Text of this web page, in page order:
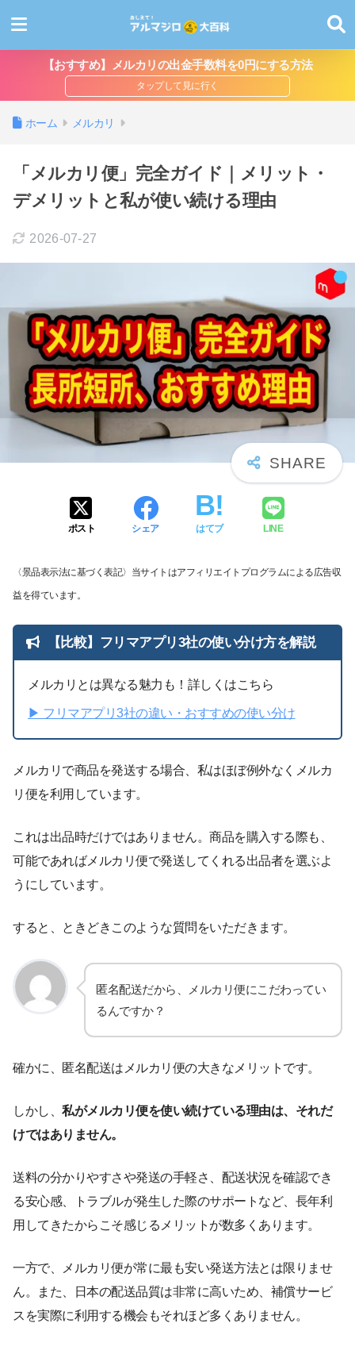
【おすすめ】メルカリの出金手数料を0円にする方法
ホーム メルカリ
「メルカリ便」完全ガイド｜メリット・
デメリットと私が使い続ける理由
2026-07-27
ポスト シェア はてブ LINE
〈景品表示法に基づく表記〉当サイトはアフィリエイトプログラムによる広告収
益を得ています。
【比較】フリマアプリ3社の使い分け方を解説
メルカリとは異なる魅力も！詳しくはこちら
▶︎ フリマアプリ3社の違い・おすすめの使い分け
メルカリで商品を発送する場合、私はほぼ例外なくメルカ
リ便を利用しています。
これは出品時だけではありません。商品を購入する際も、
可能であればメルカリ便で発送してくれる出品者を選ぶよ
うにしています。
すると、ときどきこのような質問をいただきます。
匿名配送だから、メルカリ便にこだわってい
るんですか？
確かに、匿名配送はメルカリ便の大きなメリットです。
しかし、 私がメルカリ便を使い続けている理由は、それだ
けではありません。
送料の分かりやすさや発送の手軽さ、配送状況を確認でき
る安心感、トラブルが発生した際のサポートなど、長年利
用してきたからこそ感じるメリットが数多くあります。
一方で、メルカリ便が常に最も安い発送方法とは限りませ
ん。また、日本の配送品質は非常に高いため、補償サービ
スを実際に利用する機会もそれほど多くありません。